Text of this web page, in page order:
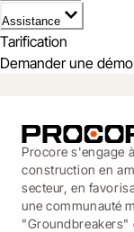
Assistance
Tarification
Demander une démo
Procore s'engage
construction en
secteur, en
une communauté
"Groundbreakers"